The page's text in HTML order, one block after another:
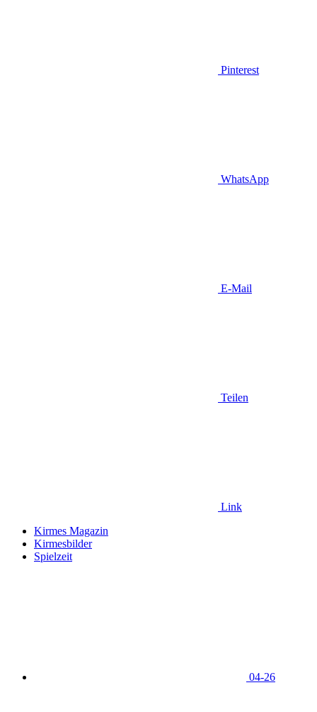
Pinterest
WhatsApp
E-Mail
Teilen
Link
Kirmes Magazin
Kirmesbilder
Spielzeit
04-26